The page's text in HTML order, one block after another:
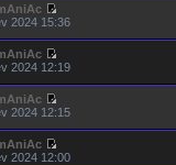
2024 15:36
2024 12:19
2024 12:15
2024 12:00